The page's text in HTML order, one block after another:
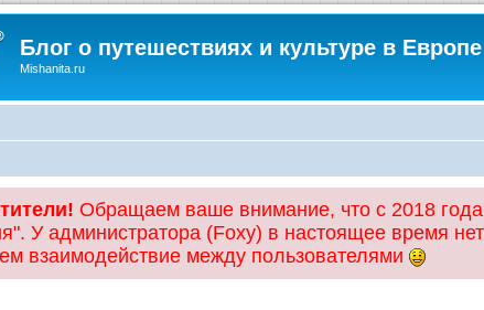
Блог о путешествиях и культуре в Европе
Mishanita.ru
Обращаем ваше внимание, что с 2018
У администратора (Foxy) в настоящее время
взаимодействие между пользователями